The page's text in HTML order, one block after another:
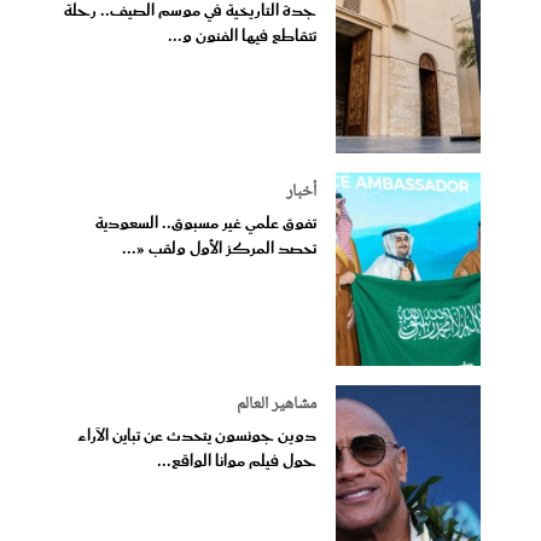
جدة التاريخية في موسم الصيف.. رحلة
تتقاطع فيها الفنون و...
أخبار
تفوق علمي غير مسبوق.. السعودية
تحصد المركز الأول ولقب «...
مشاهير العالم
دوين جونسون يتحدث عن تباين الآراء
حول فيلم موانا الواقع...